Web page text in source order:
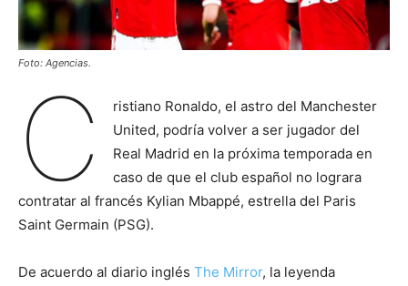
Foto: Agencias.
C
ristiano Ronaldo, el astro del Manchester
United, podría volver a ser jugador del
Real Madrid en la próxima temporada en
caso de que el club español no lograra
contratar al francés Kylian Mbappé, estrella del Paris
Saint Germain (PSG).
De acuerdo al diario inglés The Mirror, la leyenda